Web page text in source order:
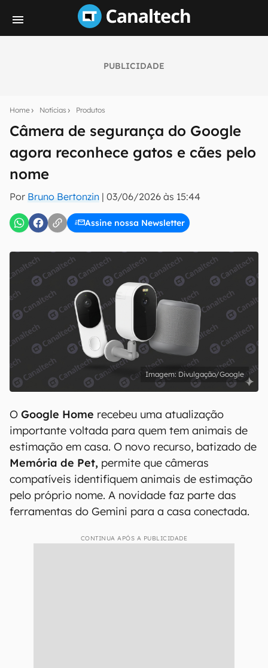
PUBLICIDADE
Home Notícias Produtos
Câmera de segurança do Google
agora reconhece gatos e cães pelo
nome
Por Bruno Bertonzin | 03/06/2026 às 15:44
Assine nossa Newsletter
notícias e reviews sobre tecnologia em primeira
E-mail
inscreva-se
Uso e Política de Privacidade do Canaltech.
Divulgação/Google
O Google Home recebeu uma atualização
importante voltada para quem tem animais de
estimação em casa. O novo recurso, batizado de
Memória de Pet, permite que câmeras
compatíveis identifiquem animais de estimação
pelo próprio nome. A novidade faz parte das
ferramentas do Gemini para a casa conectada.
CONTINUA APÓS A PUBLICIDADE